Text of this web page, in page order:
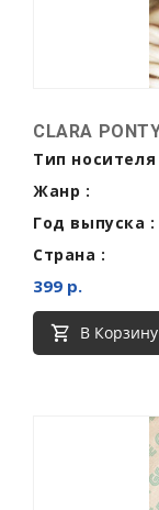
CLARA
Тип носителя
Жанр :
Год выпуска :
Страна :
399 р.
В Корзину